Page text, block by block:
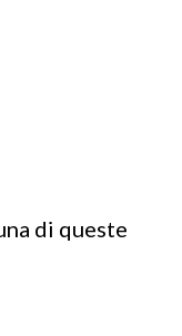
di queste